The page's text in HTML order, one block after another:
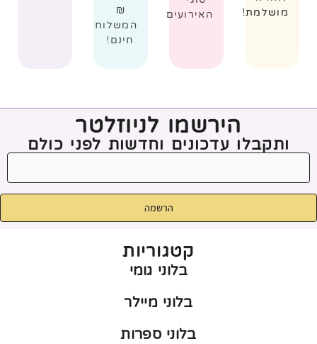
מושלמת!
האירועים
₪
המשלוח
חינם!
הירשמו לניוזלטר
ותקבלו עדכונים וחדשות לפני כולם
הרשמה
קטגוריות
בלוני גומי
בלוני מיילר
בלוני ספרות